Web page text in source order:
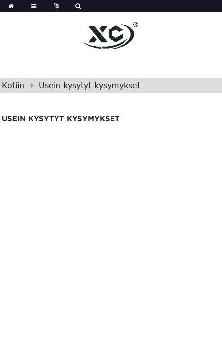
Kotiin Usein kysytyt kysymykset
USEIN KYSYTYT KYSYMYKSET